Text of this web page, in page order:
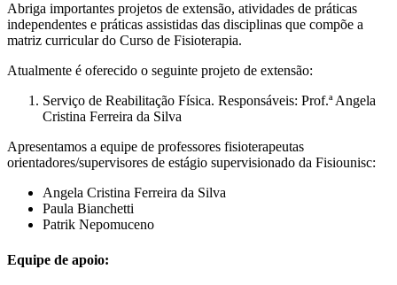
Abriga importantes projetos de extensão, atividades de práticas
independentes e práticas assistidas das disciplinas que compõe a
matriz curricular do Curso de Fisioterapia.
Atualmente é oferecido o seguinte projeto de extensão:
Serviço de Reabilitação Física. Responsáveis: Prof.ª Angela
Cristina Ferreira da Silva
Apresentamos a equipe de professores fisioterapeutas
orientadores/supervisores de estágio supervisionado da Fisiounisc:
Angela Cristina Ferreira da Silva
Paula Bianchetti
Patrik Nepomuceno
Equipe de apoio: